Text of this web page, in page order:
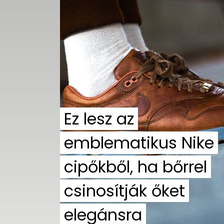
UTCA
ZENE
MÉDIAAJÁNLAT
IMPRESSZUM
PR-ARCHÍVUM
ADATKEZELÉSI
TÁJÉKOZTATÓ
Ez lesz az
emblematikus Nike
cipőkből, ha bőrrel
csinosítják őket
elegánsra